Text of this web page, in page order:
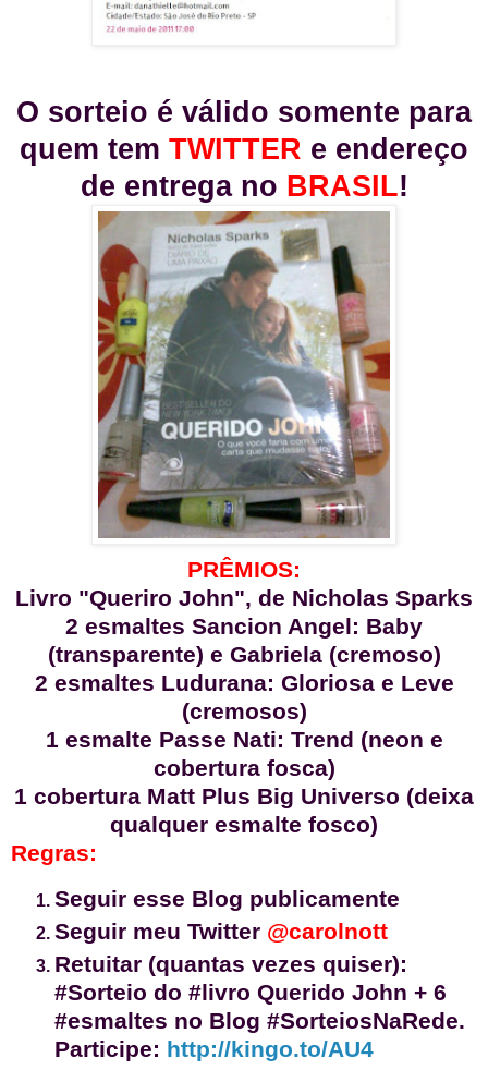
O sorteio é válido somente para
quem tem TWITTER e endereço
de entrega no BRASIL!
PRÊMIOS:
Livro "Queriro John", de Nicholas Sparks
2 esmaltes Sancion Angel: Baby
(transparente) e Gabriela (cremoso)
2 esmaltes Ludurana: Gloriosa e Leve
(cremosos)
1 esmalte Passe Nati: Trend (neon e
cobertura fosca)
1 cobertura Matt Plus Big Universo (deixa
qualquer esmalte fosco)
Regras:
Seguir esse Blog publicamente
Seguir meu Twitter @carolnott
Retuitar (quantas vezes quiser):
#Sorteio do #livro Querido John + 6
#esmaltes no Blog #SorteiosNaRede.
Participe: http://kingo.to/AU4